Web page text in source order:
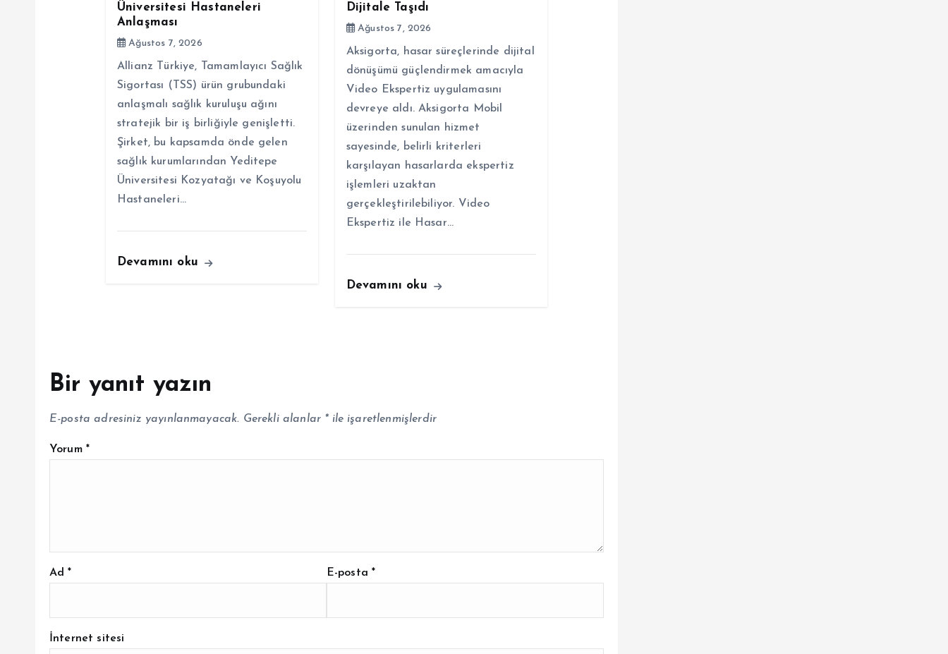
Üniversitesi Hastaneleri
Anlaşması
Ağustos 7, 2026
Allianz Türkiye, Tamamlayıcı Sağlık
Sigortası (TSS) ürün grubundaki
anlaşmalı sağlık kuruluşu ağını
stratejik bir iş birliğiyle genişletti.
Şirket, bu kapsamda önde gelen
sağlık kurumlarından Yeditepe
Üniversitesi Kozyatağı ve Koşuyolu
Hastaneleri…
Devamını oku
Dijitale Taşıdı
Ağustos 7, 2026
Aksigorta, hasar süreçlerinde dijital
dönüşümü güçlendirmek amacıyla
Video Ekspertiz uygulamasını
devreye aldı. Aksigorta Mobil
üzerinden sunulan hizmet
sayesinde, belirli kriterleri
karşılayan hasarlarda ekspertiz
işlemleri uzaktan
gerçekleştirilebiliyor. Video
Ekspertiz ile Hasar…
Devamını oku
Bir yanıt yazın
E-posta adresiniz yayınlanmayacak. Gerekli alanlar *ile işaretlenmişlerdir
Yorum *
Ad* E-posta*
İnternet sitesi